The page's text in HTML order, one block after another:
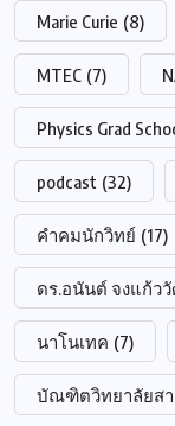
Marie Curie (8)
MTEC (7)
Physics Grad
podcast (32)
คำคมนักวิทย์ (17)
ดร.อนันต์ จงแก้ว
นาโนเทค (7)
บัณฑิตวิทยาลัยส